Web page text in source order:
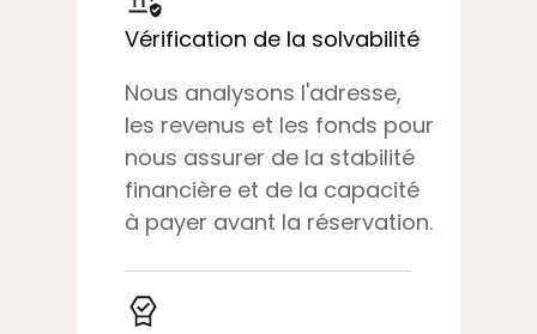
Vérification de la solvabilité
Nous analysons l'adresse,
les revenus et les fonds pour
nous assurer de la stabilité
financière et de la capacité
à payer avant la réservation.